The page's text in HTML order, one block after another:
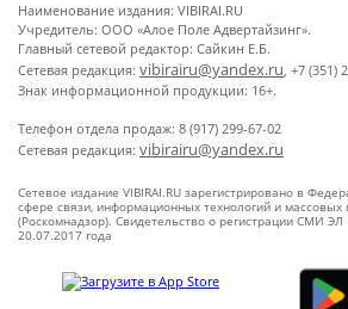
Наименование издания: VIBIRAI.RU
Учредитель: ООО «Алое Поле Адвертайзинг».
Главный сетевой редактор: Сайкин Е.Б.
Сетевая редакция: vibirairu@yandex.ru, +7 (351)
Знак информационной продукции: 16+.
Телефон отдела продаж: 8 (917) 299-67-02
Сетевая редакция: vibirairu@yandex.ru
Сетевое издание VIBIRAI.RU зарегистрировано в
сфере связи, информационных технологий и массовых
(Роскомнадзор). Свидетельство о регистрации СМИ
20.07.2017 года